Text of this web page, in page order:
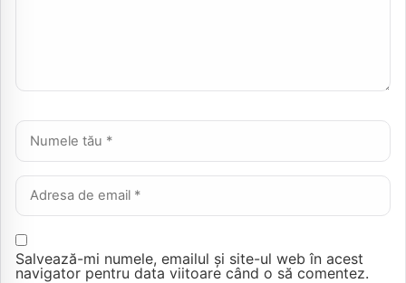
Nume *
Email *
Salvează-mi numele, emailul și site-ul web în acest
navigator pentru data viitoare când o să comentez.